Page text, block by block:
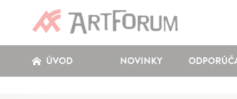
ÚVOD NOVINKY